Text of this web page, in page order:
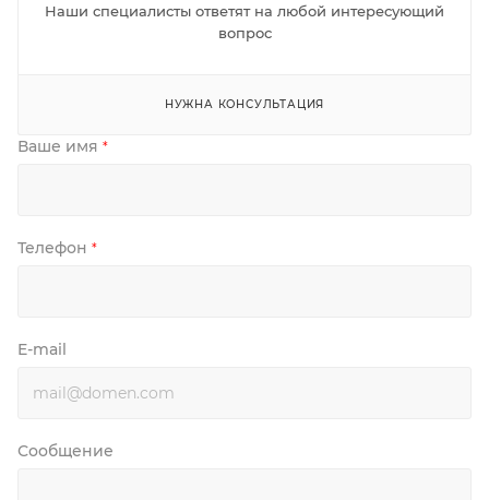
Наши специалисты ответят на любой интересующий
вопрос
НУЖНА КОНСУЛЬТАЦИЯ
Ваше имя *
Телефон *
E-mail
Сообщение